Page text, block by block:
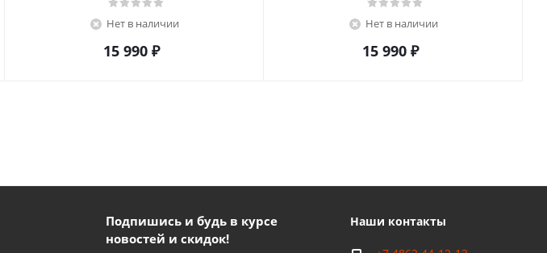
Нет в наличии
15 990 ₽
Нет в наличии
15 990 ₽
Подпишись и будь в курсе
новостей и скидок!
Наши контакты